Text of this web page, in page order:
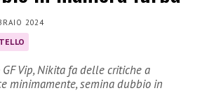
2024
Vip, Nikita fa delle critiche a
minimamente, semina dubbio in